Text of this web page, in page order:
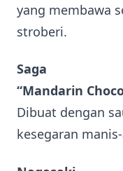
yang membawa
stroberi.
Saga
“Mandarin
Dibuat dengan
kesegaran